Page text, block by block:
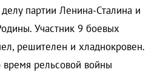
партии Ленина-Сталина и
Участник 9 боевых
решителен и хладнокровен.
рельсовой войны